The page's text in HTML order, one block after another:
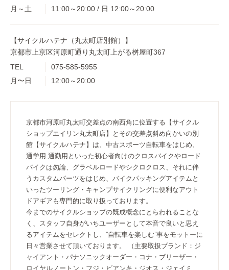
月～土 11:00～20:00 / 日 12:00～20:00
【サイクルハテナ（丸太町店別館）】
京都市上京区河原町通り丸太町上がる桝屋町367
TEL
075-585-5955
月〜日
12:00～20:00
京都市河原町丸太町交差点の南西角に位置する【サイクル
ショップエイリン丸太町店】とその交差点斜め向かいの別
館【サイクルハテナ】は、中古スポーツ自転車をはじめ、
通学用 通勤用といった初心者向けのクロスバイクやロード
バイクは勿論、グラベルロードやシクロクロス、それに伴
うカスタムパーツをはじめ、バイクパッキングアイテムと
いったツーリング・キャンプサイクリングに便利なアウト
ドアギアも専門的に取り扱っております。
今までのサイクルショップの既成概念にとらわれることな
く、スタッフ自身がいちユーザーとして本音で良いと思え
るアイテムをセレクトし、”自転車を楽しむ”事をモットーに
日々営業させて頂いております。 （主要取扱ブランド：ジ
ャイアント・パナソニックオーダー・コナ・ブリーザー・
ロイヤルノートン・フジ・ビアンキ・ジオス・ジェイミ